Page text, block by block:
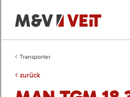
Transporter
zurück